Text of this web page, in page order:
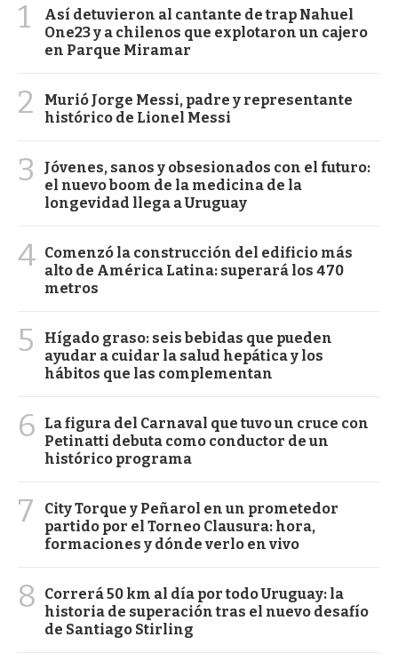
1
Así detuvieron al cantante de trap Nahuel
One23 y a chilenos que explotaron un cajero
en Parque Miramar
2
Murió Jorge Messi, padre y representante
histórico de Lionel Messi
3
Jóvenes, sanos y obsesionados con el futuro:
el nuevo boom de la medicina de la
longevidad llega a Uruguay
4 Comenzó la construcción del edificio más
alto de América Latina: superará los 470
metros
5
Hígado graso: seis bebidas que pueden
ayudar a cuidar la salud hepática y los
hábitos que las complementan
6
La figura del Carnaval que tuvo un cruce con
Petinatti debuta como conductor de un
histórico programa
7
City Torque y Peñarol en un prometedor
partido por el Torneo Clausura: hora,
formaciones y dónde verlo en vivo
8
Correrá 50 km al día por todo Uruguay: la
historia de superación tras el nuevo desafío
de Santiago Stirling